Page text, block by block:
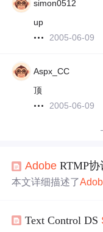
simon0512
up
2005-06-09
Aspx_CC
顶
2005-06-09
Adobe RTMP协
本文详细描述了
和优先级处理，确保
Text Control DS